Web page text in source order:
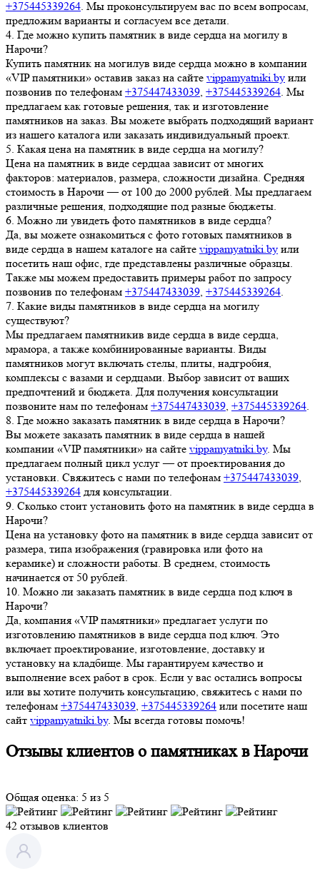
+375445339264 . Мы проконсультируем вас по всем вопросам,
предложим варианты и согласуем все детали.
4. Где можно купить памятник в виде сердца на могилу в
Нарочи?
Купить памятник на могилув виде сердца можно в компании
«VIP памятники» оставив заказ на сайте vippamyatniki.by или
позвонив по телефонам +375447433039 +375445339264 . Мы
предлагаем как готовые решения, так и изготовление
памятников на заказ. Вы можете выбрать подходящий вариант
из нашего каталога или заказать индивидуальный проект.
5. Какая цена на памятник в виде сердца на могилу?
Цена на памятник в виде сердцаа зависит от многих
факторов: материалов, размера, сложности дизайна. Средняя
стоимость в Нарочи — от 100 до 2000 рублей. Мы предлагаем
различные решения, подходящие под разные бюджеты.
6. Можно ли увидеть фото памятников в виде сердца?
Да, вы можете ознакомиться с фото готовых памятников в
виде сердца в нашем каталоге на сайте vippamyatniki.by или
посетить наш офис, где представлены различные образцы.
Также мы можем предоставить примеры работ по запросу
позвонив по телефонам +375447433039 +375445339264
7. Какие виды памятников в виде сердца на могилу
существуют?
Мы предлагаем памятникив виде сердца в виде сердца,
мрамора, а также комбинированные варианты. Виды
памятников могут включать стелы, плиты, надгробия,
комплексы с вазами и сердцами. Выбор зависит от ваших
предпочтений и бюджета. Для получения консультации
позвоните нам по телефонам +375447433039 +375445339264
8. Где можно заказать памятник в виде сердца в Нарочи?
Вы можете заказать памятник в виде сердца в нашей
компании «VIP памятники» на сайте vippamyatniki.by. Мы
предлагаем полный цикл услуг — от проектирования до
установки. Свяжитесь с нами по телефонам +375447433039
+375445339264 для консультации.
9. Сколько стоит установить фото на памятник в виде сердца в
Нарочи?
Цена на установку фото на памятник в виде сердца зависит от
размера, типа изображения (гравировка или фото на
керамике) и сложности работы. В среднем, стоимость
начинается от 50 рублей.
10. Можно ли заказать памятник в виде сердца под ключ в
Нарочи?
Да, компания «VIP памятники» предлагает услуги по
изготовлению памятников в виде сердца под ключ. Это
включает проектирование, изготовление, доставку и
установку на кладбище. Мы гарантируем качество и
выполнение всех работ в срок. Если у вас остались вопросы
или вы хотите получить консультацию, свяжитесь с нами по
телефонам +375447433039 +375445339264 или посетите наш
сайт vippamyatniki.by. Мы всегда готовы помочь!
Отзывы клиентов о памятниках в Нарочи
Общая оценка: 5 из 5
42 отзывов клиентов